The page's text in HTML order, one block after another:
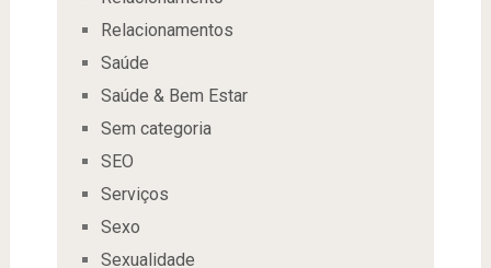
Relacionamentos
Saúde
Saúde & Bem Estar
Sem categoria
SEO
Serviços
Sexo
Sexualidade